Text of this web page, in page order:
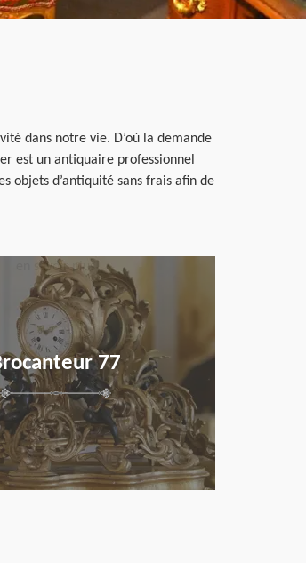
dans notre vie. D’où la demande
est un antiquaire professionnel
objets d’antiquité sans frais afin de
77
en savoir plus